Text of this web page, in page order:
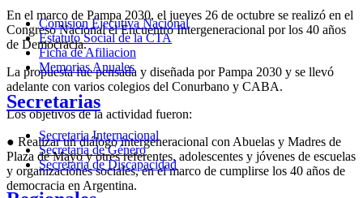
En el marco de Pampa 2030, el jueves 26 de octubre se realizó en el
Congreso Nacional el Encuentro Intergeneracional por los 40 años
de Democracia.
La propuesta fue pensada y diseñada por Pampa 2030 y se llevó
adelante con varios colegios del Conurbano y CABA.
Los objetivos de la actividad fueron:
● Realizar un diálogo intergeneracional con Abuelas y Madres de
Plaza de Mayo y otres referentes, adolescentes y jóvenes de escuelas
y organizaciones sociales, en el marco de cumplirse los 40 años de
democracia en Argentina.
Comision Ejecutiva Nacional
Estatuto Social de la CTA
Ficha de Afiliacion
Memorias Anuales
Secretarias
Secretaria Internacional
Secretaria de Género
Secretaria de Discapacidad